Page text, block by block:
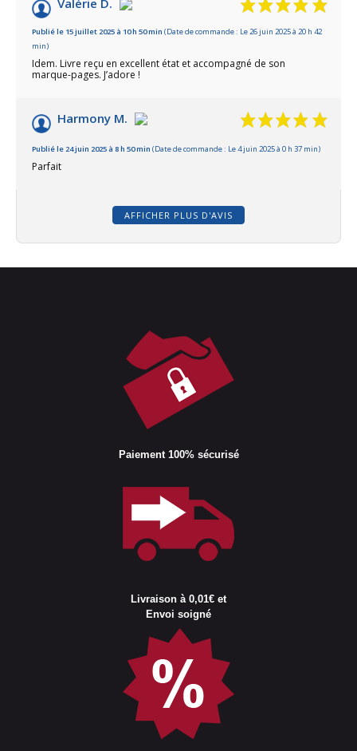
Publié le 15 juillet 2025 à 10 h 50 min (Date de commande : Le 26 juin 2025 à 20 h 42
min)
Idem. Livre reçu en excellent état et accompagné de son
marque-pages. J’adore !
Harmony M.
Publié le 24 juin 2025 à 8 h 50 min (Date de commande : Le 4 juin 2025 à 0 h 37 min)
Parfait
AFFICHER PLUS D'AVIS
Paiement 100% sécurisé
Livraison à 0,01€ et
Envoi soigné